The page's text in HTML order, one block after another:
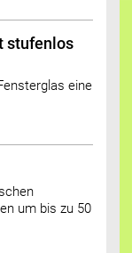
stufenlos
eine
um bis zu 50